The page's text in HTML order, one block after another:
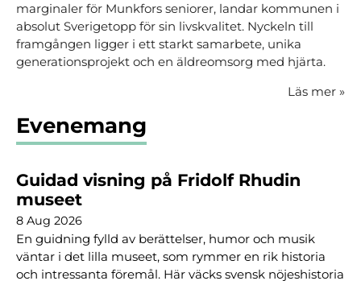
marginaler för Munkfors seniorer, landar kommunen i
absolut Sverigetopp för sin livskvalitet. Nyckeln till
framgången ligger i ett starkt samarbete, unika
generationsprojekt och en äldreomsorg med hjärta.
Läs mer »
Evenemang
Guidad visning på Fridolf Rhudin
museet
8 Aug 2026
En guidning fylld av berättelser, humor och musik
väntar i det lilla museet, som rymmer en rik historia
och intressanta föremål. Här väcks svensk nöjeshistoria